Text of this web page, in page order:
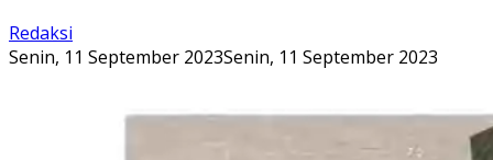
Redaksi
Senin, 11 September 2023Senin, 11 September 2023